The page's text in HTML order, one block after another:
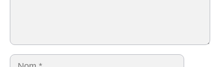
Nom